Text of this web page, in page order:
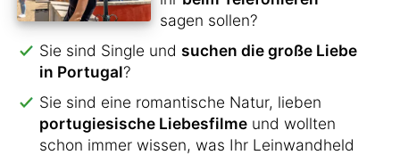
sagen sollen?
Sie sind Single und suchen die große Liebe
in Portugal?
Sie sind eine romantische Natur, lieben
portugiesische Liebesfilme und wollten
schon immer wissen, was Ihr Leinwandheld